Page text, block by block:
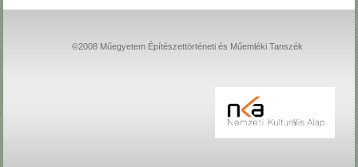
©2008 Műegyetem Építészettörténeti és Műemléki Tanszék